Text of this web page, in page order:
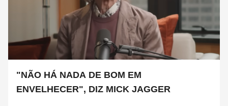
"NÃO HÁ NADA DE BOM EM
ENVELHECER", DIZ MICK JAGGER